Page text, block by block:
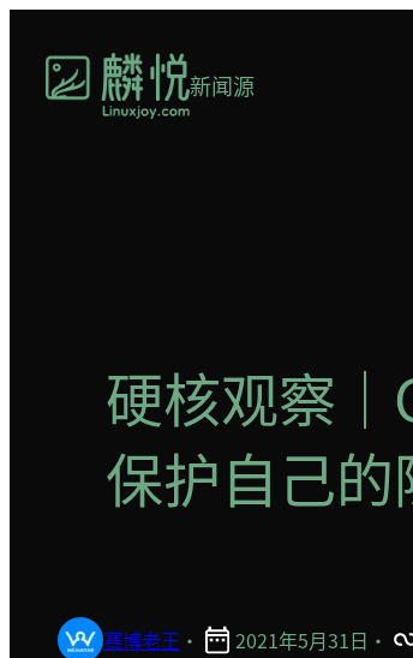
新闻源
硬核观察
保护自己的
赛博老王 · 2021年5月31日 ·